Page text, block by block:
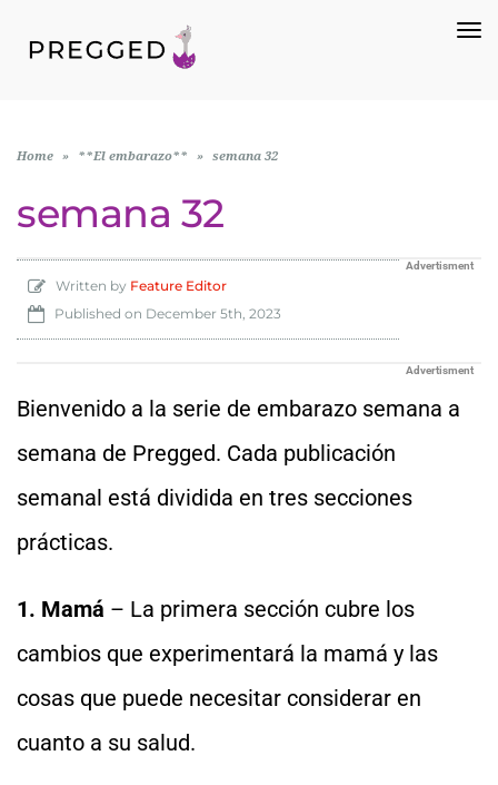
Home » **El embarazo** » semana 32
semana 32
Advertisment
Written by Feature Editor
Published on December 5th, 2023
Advertisment
Bienvenido a la serie de embarazo semana a
semana de Pregged. Cada publicación
semanal está dividida en tres secciones
prácticas.
1. Mamá – La primera sección cubre los
cambios que experimentará la mamá y las
cosas que puede necesitar considerar en
cuanto a su salud.